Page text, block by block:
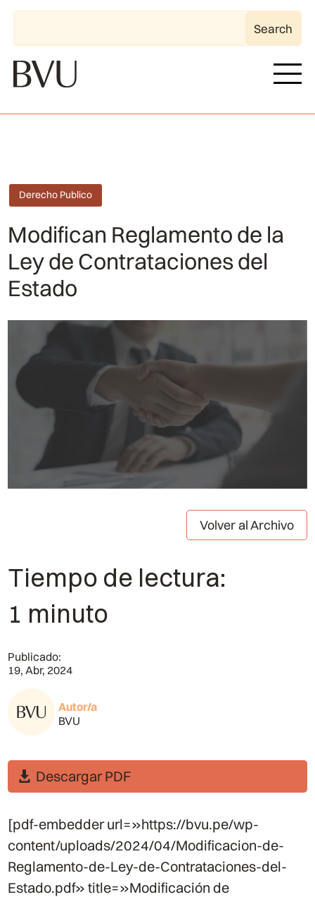
Derecho Publico
Modifican Reglamento de la
Ley de Contrataciones del
Estado
Volver al Archivo
Tiempo de lectura:
1 minuto
Publicado:
19, Abr, 2024
Autor/a
BVU
Descargar PDF
[pdf-embedder url=»https://bvu.pe/wp-
content/uploads/2024/04/Modificacion-de-
Reglamento-de-Ley-de-Contrataciones-del-
Estado.pdf» title=»Modificación de